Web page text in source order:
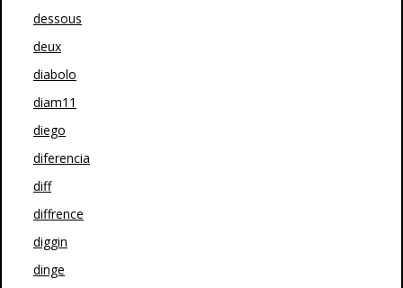
dessous
deux
diabolo
diam11
diego
diferencia
diff
diffrence
diggin
dinge